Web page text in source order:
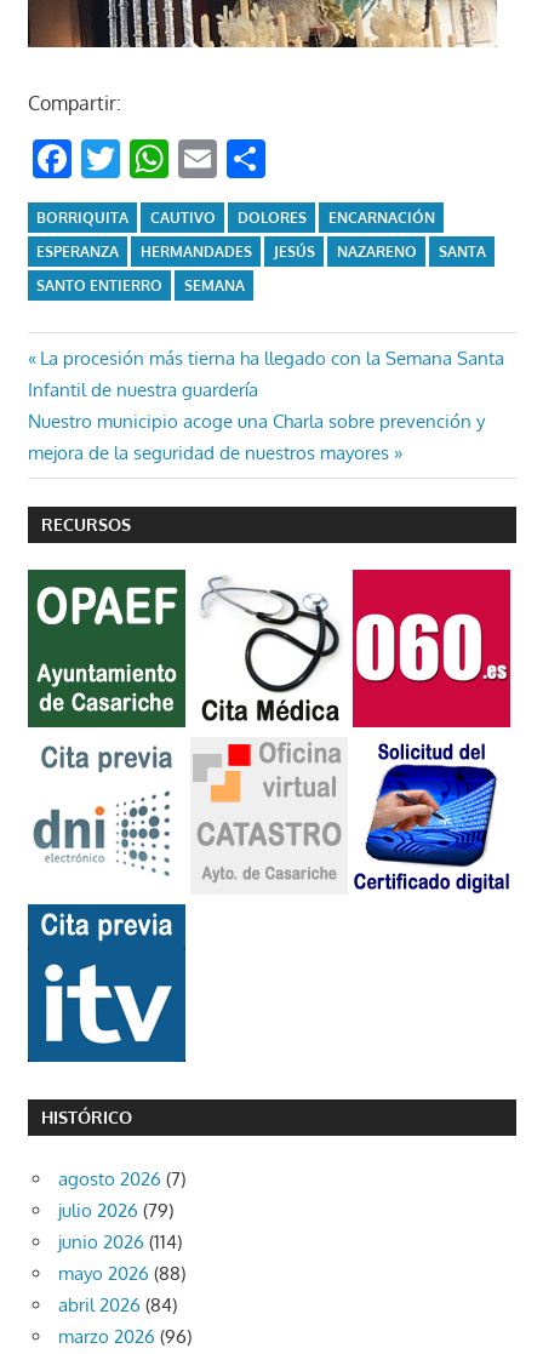
Compartir:
Facebook
Twitter
WhatsApp
EmailCompartir
BORRIQUITA CAUTIVO DOLORES
ENCARNACIÓN
ESPERANZA
HERMANDADES JESÚS NAZARENO
SANTA
SANTO ENTIERRO
SEMANA
Navegación
de
entradas
Entrada
anterior:
La procesión más tierna ha llegado con la Semana Santa
Infantil de nuestra guardería
Entrada
siguiente:
Nuestro municipio acoge una Charla sobre prevención y
mejora de la seguridad de nuestros mayores
RECURSOS
HISTÓRICO
agosto 2026 (7)
julio 2026 (79)
junio 2026 (114)
mayo 2026 (88)
abril 2026 (84)
marzo 2026 (96)